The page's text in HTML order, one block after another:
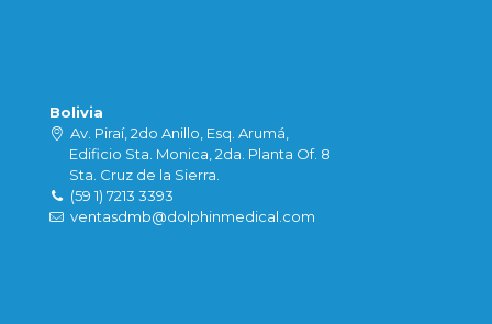
Bolivia
Av. Piraí, 2do Anillo, Esq. Arumá,
Edificio Sta. Monica, 2da. Planta Of. 8
Sta. Cruz de la Sierra.
(59 1) 7213 3393
ventasdmb@dolphinmedical.com